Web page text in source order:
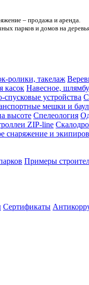
– продажа и аренда.
парков и домов на
ролики, такелаж
касок Навесное,
устройства
мешки и
высоте Спелеология
ZIP-line
снаряжение и
Примеры
Сертификаты